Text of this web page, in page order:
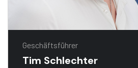
Geschäftsführer
Tim Schlechter